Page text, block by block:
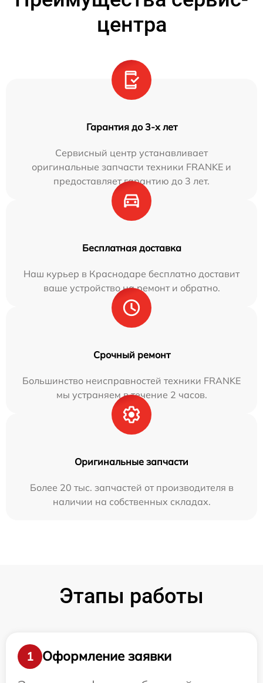
центра
Гарантия до 3-х лет
Сервисный центр устанавливает
оригинальные запчасти техники FRANKE и
предоставляет гарантию до 3 лет.
Бесплатная доставка
Наш курьер в Краснодаре бесплатно доставит
ваше устройство на ремонт и обратно.
Срочный ремонт
Большинство неисправностей техники FRANKE
мы устраняем в течение 2 часов.
Оригинальные запчасти
Более 20 тыс. запчастей от производителя в
наличии на собственных складах.
Этапы работы
1
Оформление заявки